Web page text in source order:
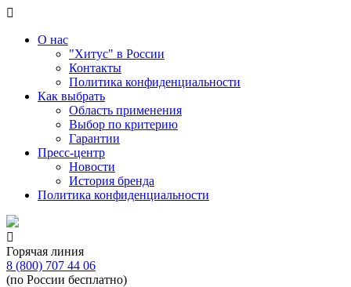
О нас
"Хитус" в России
Контакты
Политика конфиденциальности
Как выбрать
Область применения
Выбор по критерию
Гарантии
Пресс-центр
Новости
История бренда
Политика конфиденциальности
Горячая линия
8 (800) 707 44 06
(по России бесплатно)